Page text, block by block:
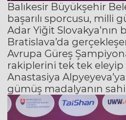
Balıkesir Büyükşehir
başarılı sporcusu, milli
Adar Yiğit Slovakya’nın
Bratislava’da
Avrupa Güreş
rakiplerini tek tek eleyip
Anastasiya
gümüş madalyanın